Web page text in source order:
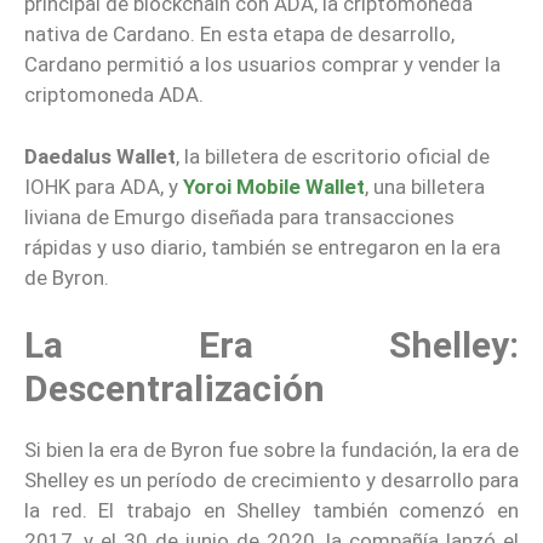
nativa de Cardano. En esta etapa de desarrollo,
Cardano permitió a los usuarios comprar y vender la
criptomoneda ADA.
Daedalus Wallet, la billetera de escritorio oficial de
IOHK para ADA, y Yoroi Mobile Wallet, una billetera
liviana de Emurgo diseñada para transacciones
rápidas y uso diario, también se entregaron en la era
de Byron.
La Era Shelley:
Descentralización
Si bien la era de Byron fue sobre la fundación, la era de
Shelley es un período de crecimiento y desarrollo para
la red. El trabajo en Shelley también comenzó en